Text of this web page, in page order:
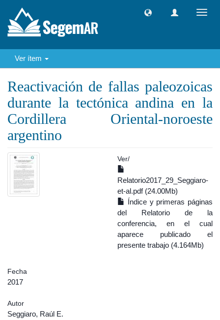
Ver ítem
Reactivación de fallas paleozoicas
durante la tectónica andina en la
Cordillera Oriental-noroeste
argentino
Ver/
Relatorio2017_29_Seggiaro-
et-al.pdf (24.00Mb)
Índice y primeras páginas
del Relatorio de la
conferencia, en el cual
aparece publicado el
presente trabajo (4.164Mb)
Fecha
2017
Autor
Seggiaro, Raúl E.